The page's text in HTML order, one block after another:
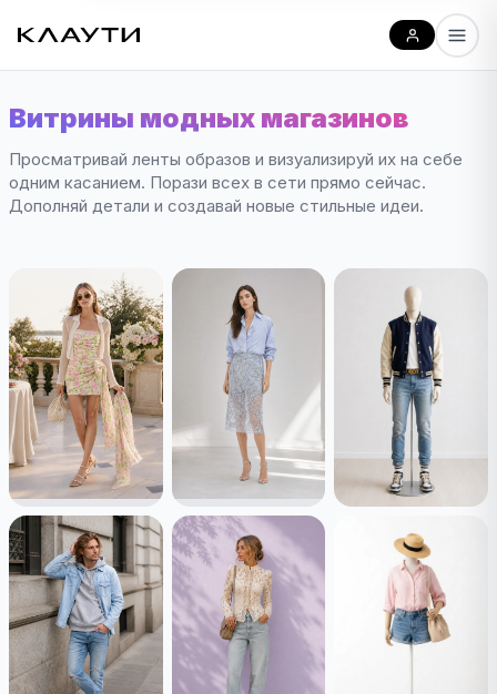
Витрины модных магазинов
Просматривай ленты образов и визуализируй их на себе
одним касанием. Порази всех в сети прямо сейчас.
Дополняй детали и создавай новые стильные идеи.